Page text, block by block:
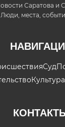
Саратова и
Люди, места,
Суд
Культура